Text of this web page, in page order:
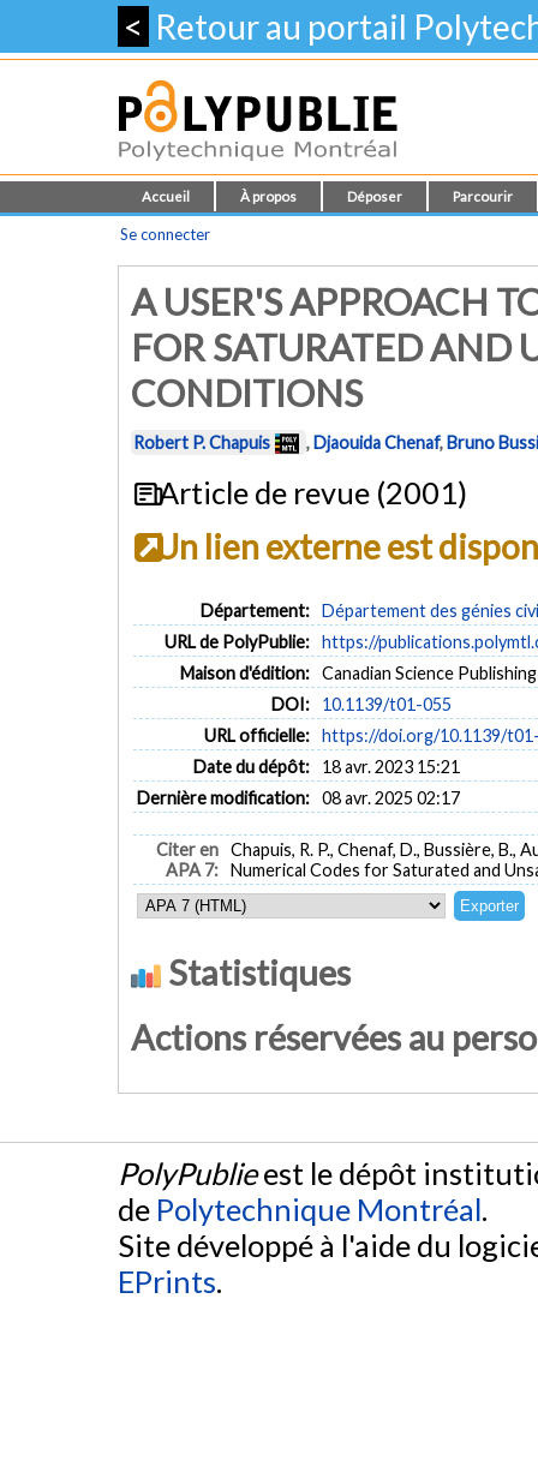
< Retour au portail
Accueil À propos Déposer Parcourir
Se connecter
A USER'S APPROACH
FOR SATURATED AND
CONDITIONS
Robert P. Chapuis ,Djaouida Chenaf,Bruno
Article de revue (2001)
Un lien externe est
Département: Département des génies
URL de PolyPublie: https://
Maison d'édition: Canadian Science Publishing
DOI:
10.1139/t01-055
URL officielle: https://doi.org/10.1139/
Date du dépôt:
18 avr. 2023 15:21
Dernière modification: 08 avr. 2025 02:17
Citer en
APA 7:
Chapuis, R. P., Chenaf, D., Bussière, B.,
Numerical Codes for Saturated and
Statistiques
Actions réservées au
PolyPublieest le dépôt
de Polytechnique Montréal.
Site développé à l'aide du
EPrints.